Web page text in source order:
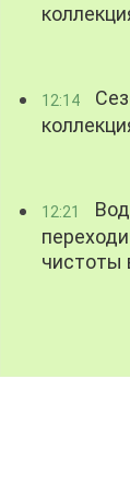
12:14
12:21
чистоты